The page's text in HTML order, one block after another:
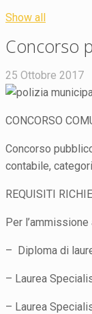
Show all
Concorso
25 Ottobre 2017
CONCORSO
Concorso
contabile,
REQUISITI
Per
– Diploma di
– Laurea
– Laurea